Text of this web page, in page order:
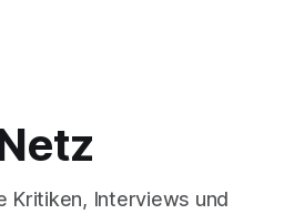
Kritiken, Interviews und